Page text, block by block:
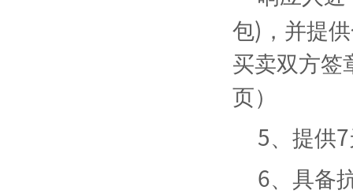
包) ，并提
买卖双方签
页）
5、提供7
6、具备